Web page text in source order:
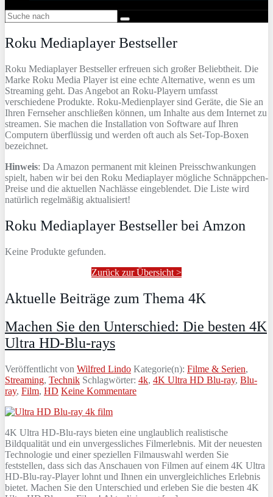
Roku Mediaplayer Bestseller
Roku Mediaplayer Bestseller erfreuen sich großer Beliebtheit. Die
Marke Roku Media Player ist eine echte Alternative, wenn es um
Streaming geht. Das Angebot an Roku-Playern umfasst
verschiedene Produkte. Roku-Medienplayer sind Geräte, die Sie an
Ihren Fernseher anschließen können, um Inhalte aus dem Internet zu
streamen. Sie machen die Installation von Software auf Ihren
Computern überflüssig und werden oft auch als Set-Top-Boxen
bezeichnet.
Hinweis: Da Amazon permanent mit kleinen Preisschwankungen
spielt, haben wir bei den Roku Mediaplayer mögliche Schnäppchen-
Preise und die aktuellen Nachlässe eingeblendet. Die Liste wird
natürlich regelmäßig aktualisiert!
Roku Mediaplayer Bestseller bei Amzon
Keine Produkte gefunden.
Zurück zur Übersicht >
Aktuelle Beiträge zum Thema 4K
Machen Sie den Unterschied: Die besten 4K
Ultra HD-Blu-rays
Veröffentlicht von Wilfred Lindo Kategorie(n): Filme & Serien,
Streaming, Technik Schlagwörter: 4k, 4K Ultra HD Blu-ray, Blu-
ray, Film, HD Keine Kommentare
4K Ultra HD-Blu-rays bieten eine unglaublich realistische
Bildqualität und ein unvergessliches Filmerlebnis. Mit der neuesten
Technologie und einer speziellen Filmauswahl werden Sie
feststellen, dass sich das Anschauen von Filmen auf einem 4K Ultra
HD-Blu-ray-Player lohnt und Ihnen ein unvergleichliches Erlebnis
bietet. Machen Sie den Unterschied und erleben Sie die besten 4K